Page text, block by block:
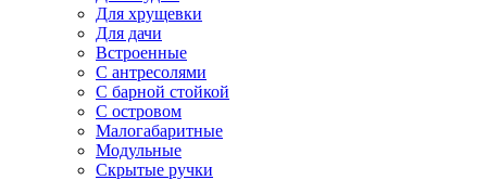
Для хрущевки
Для дачи
Встроенные
С антресолями
С барной стойкой
С островом
Малогабаритные
Модульные
Скрытые ручки